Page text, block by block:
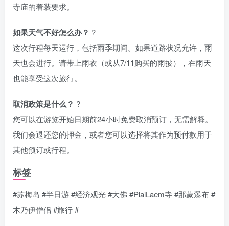
寺庙的着装要求。
如果天气不好怎么办？ ?️
这次行程每天运行，包括雨季期间。如果道路状况允许，雨
天也会进行。请带上雨衣（或从7/11购买的雨披），在雨天
也能享受这次旅行。
取消政策是什么？ ?
您可以在游览开始日期前24小时免费取消预订，无需解释。
我们会退还您的押金，或者您可以选择将其作为预付款用于
其他预订或行程。
标签
#苏梅岛 #半日游 #经济观光 #大佛 #PlaiLaem寺 #那蒙瀑布 #
木乃伊僧侣 #旅行 #